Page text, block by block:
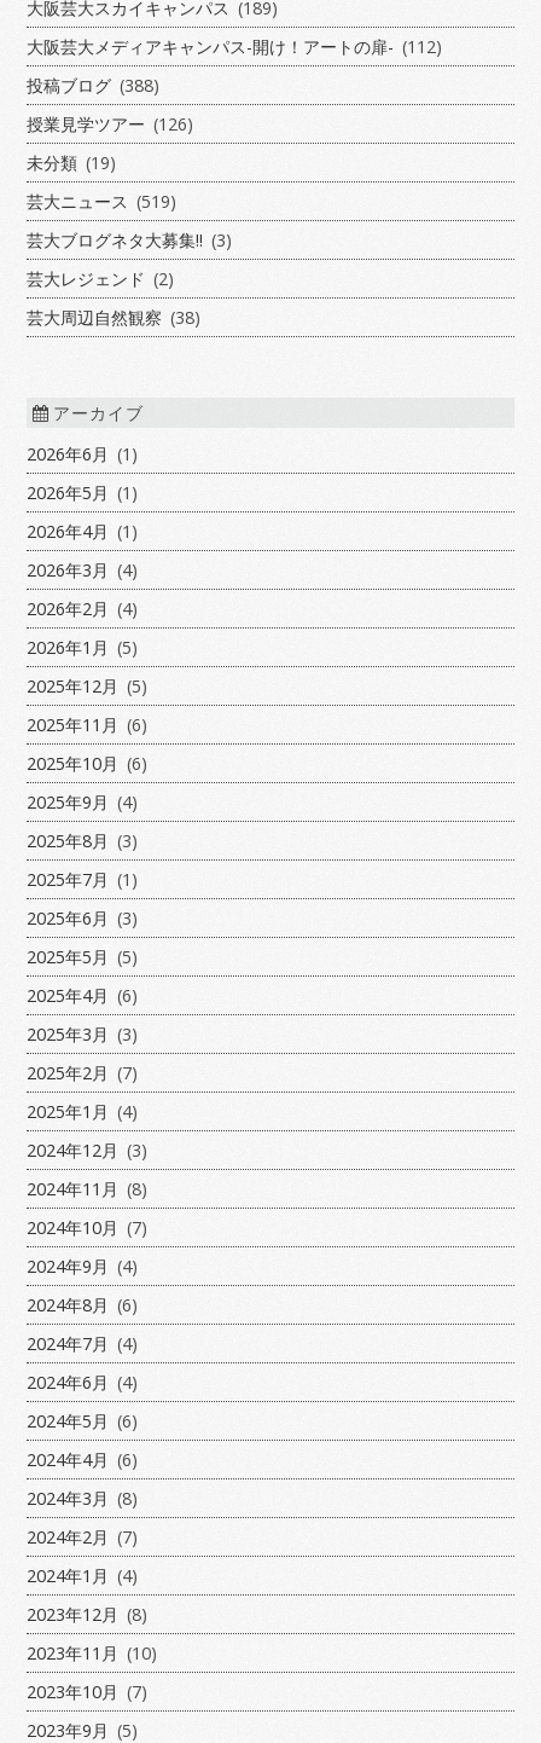
大阪芸大スカイキャンパス (189)
大阪芸大メディアキャンパス-開け！アートの扉- (112)
投稿ブログ (388)
授業見学ツアー (126)
未分類 (19)
芸大ニュース (519)
芸大ブログネタ大募集!! (3)
芸大レジェンド (2)
芸大周辺自然観察 (38)
アーカイブ
2026年6月 (1)
2026年5月 (1)
2026年4月 (1)
2026年3月 (4)
2026年2月 (4)
2026年1月 (5)
2025年12月 (5)
2025年11月 (6)
2025年10月 (6)
2025年9月 (4)
2025年8月 (3)
2025年7月 (1)
2025年6月 (3)
2025年5月 (5)
2025年4月 (6)
2025年3月 (3)
2025年2月 (7)
2025年1月 (4)
2024年12月 (3)
2024年11月 (8)
2024年10月 (7)
2024年9月 (4)
2024年8月 (6)
2024年7月 (4)
2024年6月 (4)
2024年5月 (6)
2024年4月 (6)
2024年3月 (8)
2024年2月 (7)
2024年1月 (4)
2023年12月 (8)
2023年11月 (10)
2023年10月 (7)
2023年9月 (5)